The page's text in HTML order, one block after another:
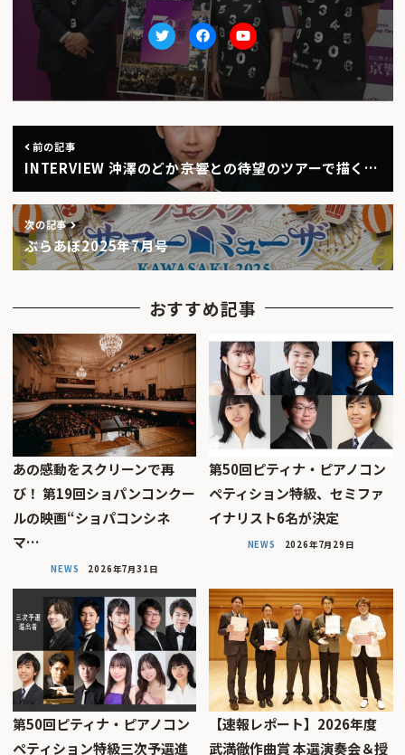
TwitterfacebookYoutube
前の記事
INTERVIEW 沖澤のどか――京響との待望のツアーで描く…
次の記事
ぶらあぼ2025年7月号
おすすめ記事
あの感動をスクリーンで再
び！ 第19回ショパンコンクー
ルの映画“ショパコンシネ
マ…
NEWS 2026年7月31日
第50回ピティナ・ピアノコン
ペティション特級、セミファ
イナリスト6名が決定
NEWS 2026年7月29日
第50回ピティナ・ピアノコン
ペティション特級三次予選進
【速報レポート】2026年度
武満徹作曲賞 本選演奏会＆授